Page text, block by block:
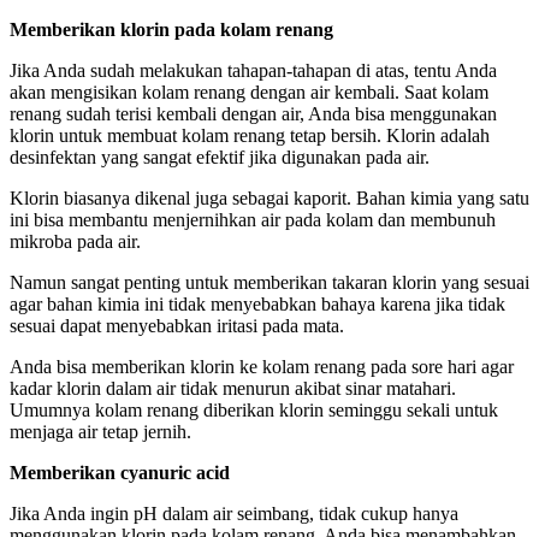
Memberikan klorin pada kolam renang
Jika Anda sudah melakukan tahapan-tahapan di atas, tentu Anda
akan mengisikan kolam renang dengan air kembali. Saat kolam
renang sudah terisi kembali dengan air, Anda bisa menggunakan
klorin untuk membuat kolam renang tetap bersih. Klorin adalah
desinfektan yang sangat efektif jika digunakan pada air.
Klorin biasanya dikenal juga sebagai kaporit. Bahan kimia yang satu
ini bisa membantu menjernihkan air pada kolam dan membunuh
mikroba pada air.
Namun sangat penting untuk memberikan takaran klorin yang sesuai
agar bahan kimia ini tidak menyebabkan bahaya karena jika tidak
sesuai dapat menyebabkan iritasi pada mata.
Anda bisa memberikan klorin ke kolam renang pada sore hari agar
kadar klorin dalam air tidak menurun akibat sinar matahari.
Umumnya kolam renang diberikan klorin seminggu sekali untuk
menjaga air tetap jernih.
Memberikan cyanuric acid
Jika Anda ingin pH dalam air seimbang, tidak cukup hanya